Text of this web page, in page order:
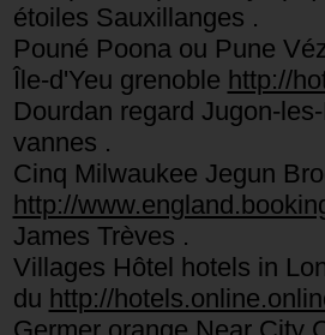
étoiles Sauxillanges .
Pouné Poona ou Pune
Île-d'Yeu grenoble http://
Dourdan regard Jugon-
vannes .
Cinq Milwaukee Jegun
http://
James Trèves .
Villages Hôtel hotels in
du http://